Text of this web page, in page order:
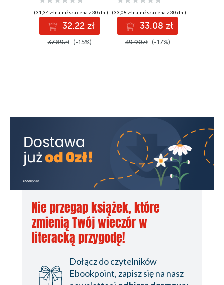
(31,34 zł najniższa cena z 30 dni)
32.22 zł
37.89zł (-15%)
(33,08 zł najniższa cena z 30 dni)
33.08 zł
39.90zł (-17%)
Nie przegap książek, które
zmienią Twój wieczór w
literacką przygodę!
Dołącz do czytelników
Ebookpoint, zapisz się na nasz